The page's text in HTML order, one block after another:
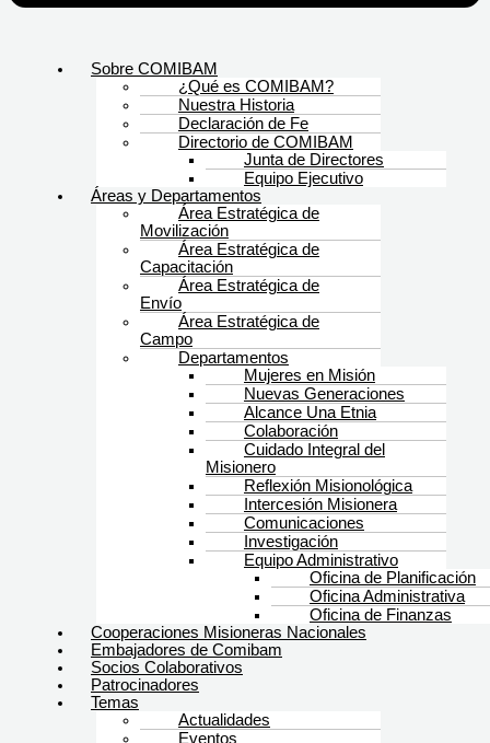
Sobre COMIBAM
¿Qué es COMIBAM?
Nuestra Historia
Declaración de Fe
Directorio de COMIBAM
Junta de Directores
Equipo Ejecutivo
Áreas y Departamentos
Área Estratégica de
Movilización
Área Estratégica de
Capacitación
Área Estratégica de
Envío
Área Estratégica de
Campo
Departamentos
Mujeres en Misión
Nuevas Generaciones
Alcance Una Etnia
Colaboración
Cuidado Integral del
Misionero
Reflexión Misionológica
Intercesión Misionera
Comunicaciones
Investigación
Equipo Administrativo
Oficina de Planificación
Oficina Administrativa
Oficina de Finanzas
Cooperaciones Misioneras Nacionales
Embajadores de Comibam
Socios Colaborativos
Patrocinadores
Temas
Actualidades
Eventos